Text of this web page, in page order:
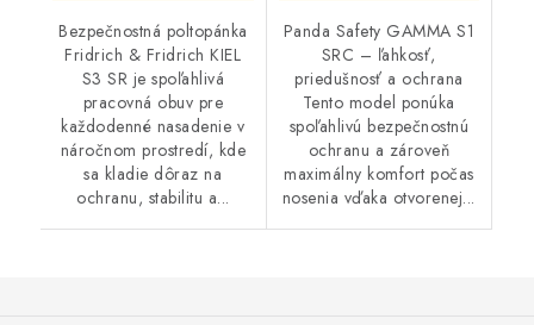
Bezpečnostná poltopánka
Fridrich & Fridrich KIEL
S3 SR je spoľahlivá
pracovná obuv pre
každodenné nasadenie v
náročnom prostredí, kde
sa kladie dôraz na
ochranu, stabilitu a...
Panda Safety GAMMA S1
SRC – ľahkosť,
priedušnosť a ochrana
Tento model ponúka
spoľahlivú bezpečnostnú
ochranu a zároveň
maximálny komfort počas
nosenia vďaka otvorenej...